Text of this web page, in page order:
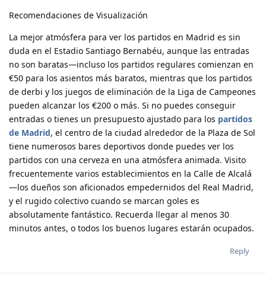
Recomendaciones de Visualización
La mejor atmósfera para ver los partidos en Madrid es sin
duda en el Estadio Santiago Bernabéu, aunque las entradas
no son baratas—incluso los partidos regulares comienzan en
€50 para los asientos más baratos, mientras que los partidos
de derbi y los juegos de eliminación de la Liga de Campeones
pueden alcanzar los €200 o más. Si no puedes conseguir
entradas o tienes un presupuesto ajustado para los partidos
de Madrid, el centro de la ciudad alrededor de la Plaza de Sol
tiene numerosos bares deportivos donde puedes ver los
partidos con una cerveza en una atmósfera animada. Visito
frecuentemente varios establecimientos en la Calle de Alcalá
—los dueños son aficionados empedernidos del Real Madrid,
y el rugido colectivo cuando se marcan goles es
absolutamente fantástico. Recuerda llegar al menos 30
minutos antes, o todos los buenos lugares estarán ocupados.
Reply